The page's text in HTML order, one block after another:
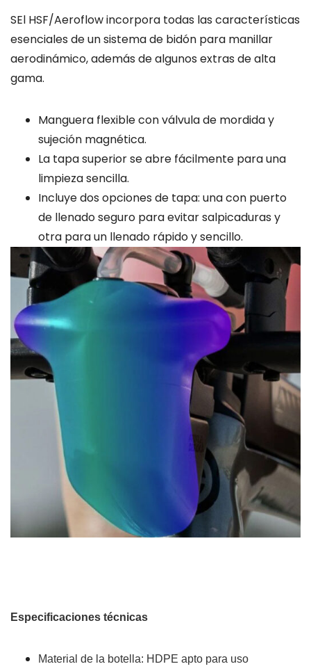
SEl HSF/Aeroflow incorpora todas las características
esenciales de un sistema de bidón para manillar
aerodinámico, además de algunos extras de alta
gama.
Manguera flexible con válvula de mordida y
sujeción magnética.
La tapa superior se abre fácilmente para una
limpieza sencilla.
Incluye dos opciones de tapa: una con puerto
de llenado seguro para evitar salpicaduras y
otra para un llenado rápido y sencillo.
Especificaciones técnicas
Material de la botella: HDPE apto para uso